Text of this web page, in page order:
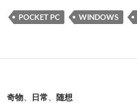
POCKET PC WINDOWS
奇物、 日常、 随想